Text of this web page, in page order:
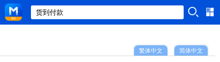
简体中文
繁体中文